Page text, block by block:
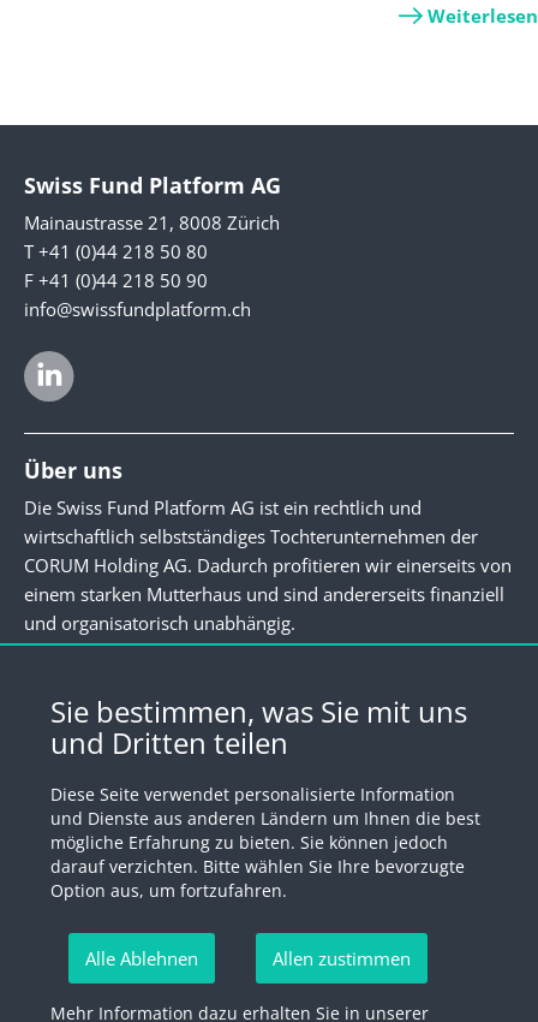
Weiterlesen
Swiss Fund Platform AG
Mainaustrasse 21, 8008 Zürich
T +41 (0)44 218 50 80
F +41 (0)44 218 50 90
info@swissfundplatform.ch
Über uns
Die Swiss Fund Platform AG ist ein rechtlich und
wirtschaftlich selbstständiges Tochterunternehmen der
CORUM Holding AG. Dadurch profitieren wir einerseits von
einem starken Mutterhaus und sind andererseits finanziell
und organisatorisch unabhängig.
Newsletter
Registrieren Sie sich für unseren Newsletter
Anmelden
© 2026 by Swiss Fund Platform
Newsletter abmelden
Sie bestimmen, was Sie mit uns
und Dritten teilen
Diese Seite verwendet personalisierte Information
und Dienste aus anderen Ländern um Ihnen die best
mögliche Erfahrung zu bieten. Sie können jedoch
darauf verzichten. Bitte wählen Sie Ihre bevorzugte
Option aus, um fortzufahren.
Alle Ablehnen Allen zustimmen
Mehr Information dazu erhalten Sie in unserer